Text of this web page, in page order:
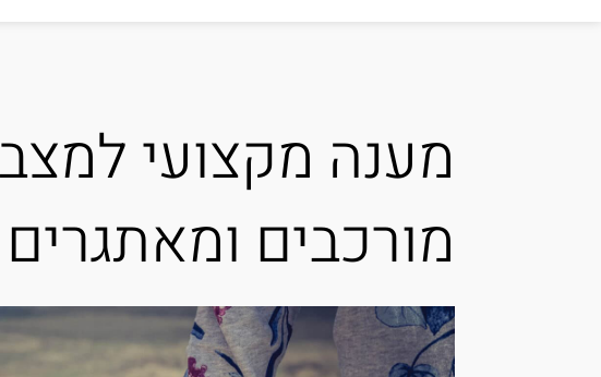
מענה מקצועי
מורכבים ומאתגרים